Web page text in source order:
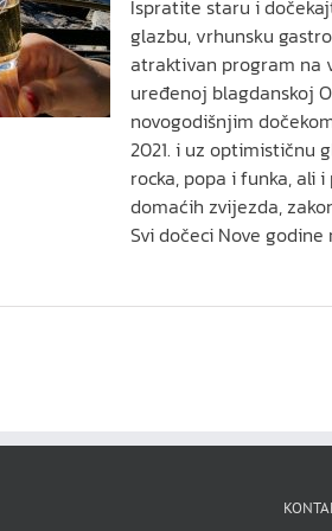
Ispratite staru i
glazbu, vrhunsku
atraktivan program na
uređenoj blagdanskoj
novogodišnjim
2021. i uz optimističnu
rocka, popa i funka, ali
domaćih zvijezda,
Svi dočeci Nove godine